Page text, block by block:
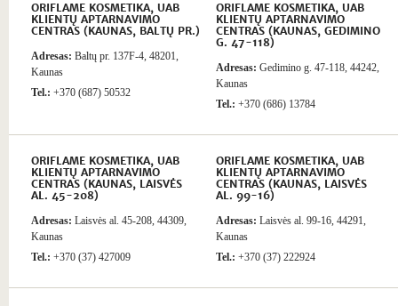
ORIFLAME KOSMETIKA, UAB
KLIENTŲ APTARNAVIMO
CENTRAS (KAUNAS, BALTŲ PR.)
Adresas: Baltų pr. 137F-4, 48201,
Kaunas
Tel.: +370 (687) 50532
ORIFLAME KOSMETIKA, UAB
KLIENTŲ APTARNAVIMO
CENTRAS (KAUNAS, GEDIMINO
G. 47-118)
Adresas: Gedimino g. 47-118, 44242,
Kaunas
Tel.: +370 (686) 13784
ORIFLAME KOSMETIKA, UAB
KLIENTŲ APTARNAVIMO
CENTRAS (KAUNAS, LAISVĖS
AL. 45-208)
Adresas: Laisvės al. 45-208, 44309,
Kaunas
Tel.: +370 (37) 427009
ORIFLAME KOSMETIKA, UAB
KLIENTŲ APTARNAVIMO
CENTRAS (KAUNAS, LAISVĖS
AL. 99-16)
Adresas: Laisvės al. 99-16, 44291,
Kaunas
Tel.: +370 (37) 222924